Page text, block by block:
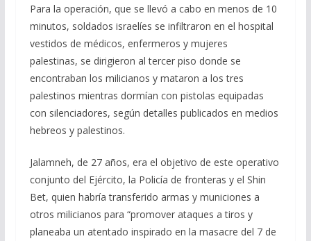
Para la operación, que se llevó a cabo en menos de 10
minutos, soldados israelíes se infiltraron en el hospital
vestidos de médicos, enfermeros y mujeres
palestinas, se dirigieron al tercer piso donde se
encontraban los milicianos y mataron a los tres
palestinos mientras dormían con pistolas equipadas
con silenciadores, según detalles publicados en medios
hebreos y palestinos.
Jalamneh, de 27 años, era el objetivo de este operativo
conjunto del Ejército, la Policía de fronteras y el Shin
Bet, quien habría transferido armas y municiones a
otros milicianos para “promover ataques a tiros y
planeaba un atentado inspirado en la masacre del 7 de